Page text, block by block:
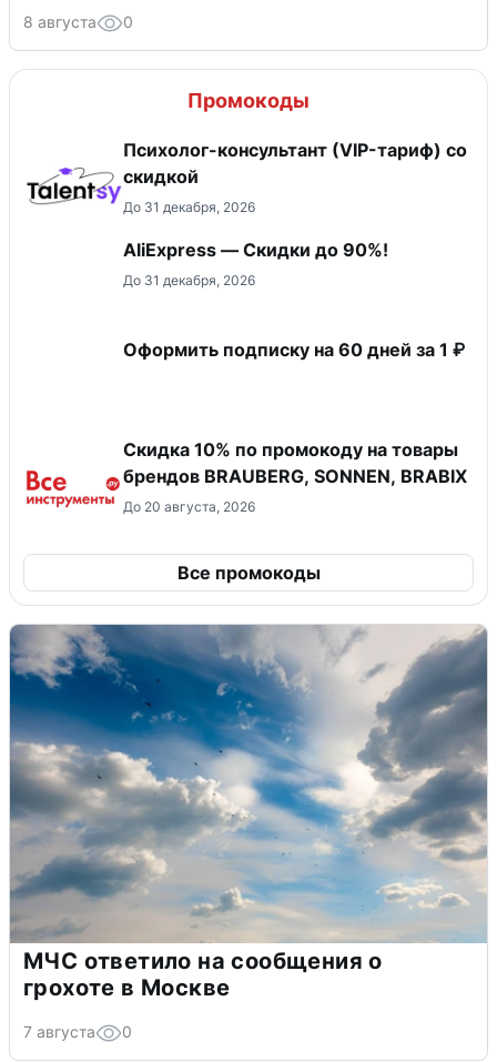
8 августа 0
Промокоды
Психолог-консультант (VIP-тариф) со
скидкой
До 31 декабря, 2026
AliExpress — Скидки до 90%!
До 31 декабря, 2026
Оформить подписку на 60 дней за 1 ₽
Скидка 10% по промокоду на товары
брендов BRAUBERG, SONNEN, BRABIX
До 20 августа, 2026
Все промокоды
МЧС ответило на сообщения о
грохоте в Москве
7 августа 0